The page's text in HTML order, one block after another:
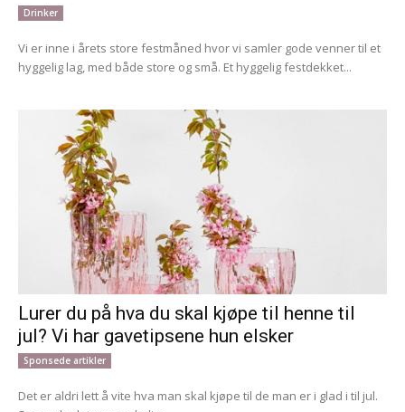
Drinker
Vi er inne i årets store festmåned hvor vi samler gode venner til et
hyggelig lag, med både store og små. Et hyggelig festdekket...
Lurer du på hva du skal kjøpe til henne til
jul? Vi har gavetipsene hun elsker
Sponsede artikler
Det er aldri lett å vite hva man skal kjøpe til de man er i glad i til jul.